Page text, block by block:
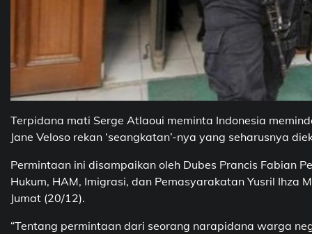
Terpidana mati Serge Atlaoui meminta Indonesia
Jane Veloso rekan ‘seangkatan’-nya yang seharusnya
Permintaan ini disampaikan oleh Dubes Prancis Fabian
Hukum, HAM, Imigrasi, dan Pemasyarakatan Yusril Ihza
Jumat (20/12).
“Tentang permintaan dari seorang narapidana warga